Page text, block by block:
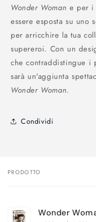
Wonder Woman e per i
essere esposta su uno
per arricchire la tua
supereroi. Con un
che contraddistingue i
sarà un'aggiunta
Wonder Woman.
Condividi
Il
PRODOTTO
Wonder